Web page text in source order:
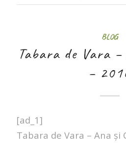
BLOG
Tabara de Vara
–
[ad_1]
Tabara de Vara – Ana și